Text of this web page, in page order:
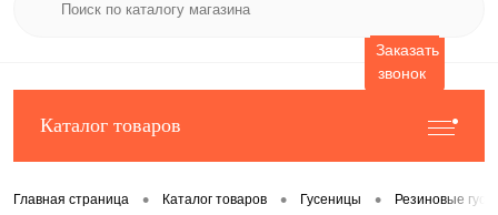
Заказать
звонок
Каталог товаров
Главная страница • Каталог товаров • Гусеницы • Резиновые